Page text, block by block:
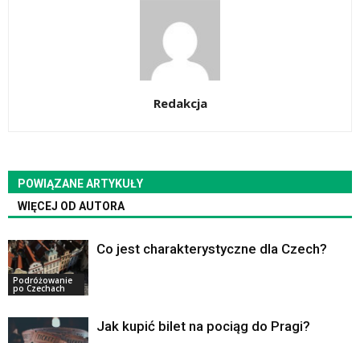
Redakcja
POWIĄZANE ARTYKUŁY
WIĘCEJ OD AUTORA
Podróżowanie
po Czechach
Co jest charakterystyczne dla Czech?
Jak kupić bilet na pociąg do Pragi?